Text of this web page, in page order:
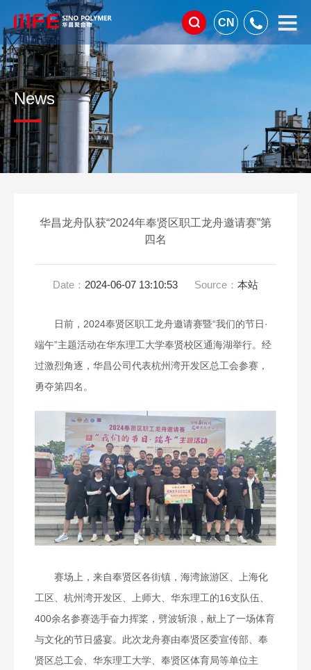
CN
News
华昌龙舟队获“2024年奉贤区职工龙舟邀请赛”第
四名
Date： 2024-06-07 13:10:53 Source： 本站
日前，2024奉贤区职工龙舟邀请赛暨“我们的节日·
端午”主题活动在华东理工大学奉贤校区通海湖举行。经
过激烈角逐，华昌公司代表杭州湾开发区总工会参赛，
勇夺第四名。
赛场上，来自奉贤区各街镇，海湾旅游区、上海化
工区、杭州湾开发区、上师大、华东理工的16支队伍、
400余名参赛选手奋力挥桨，劈波斩浪，献上了一场体育
与文化的节日盛宴。此次龙舟赛由奉贤区委宣传部、奉
贤区总工会、华东理工大学、奉贤区体育局等单位主